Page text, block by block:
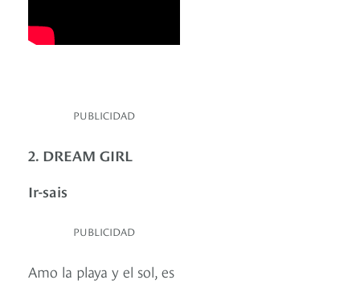
PUBLICIDAD
2. DREAM GIRL
Ir-sais
PUBLICIDAD
Amo la playa y el sol, es